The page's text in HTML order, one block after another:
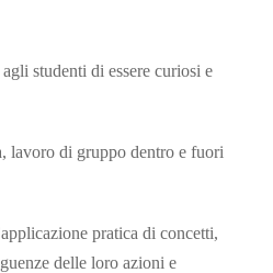
studenti di essere curiosi e
lavoro di gruppo dentro e fuori
pratica di concetti,
delle loro azioni e